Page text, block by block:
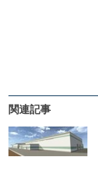
関連記事